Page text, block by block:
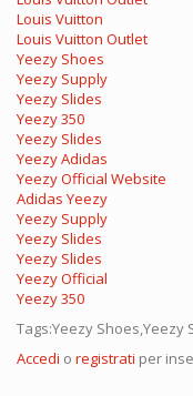
Louis Vuitton
Louis Vuitton Outlet
Yeezy Shoes
Yeezy Supply
Yeezy Slides
Yeezy 350
Yeezy Slides
Yeezy Adidas
Yeezy Official Website
Adidas Yeezy
Yeezy Supply
Yeezy Slides
Yeezy Slides
Yeezy Official
Yeezy 350
Tags:Yeezy Shoes,Yeezy
Accedi o registrati per